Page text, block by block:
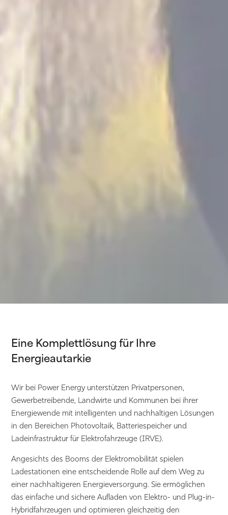
Eine Komplettlösung für Ihre
Energieautarkie
Wir bei Power Energy unterstützen Privatpersonen,
Gewerbetreibende, Landwirte und Kommunen bei ihrer
Energiewende mit intelligenten und nachhaltigen Lösungen
in den Bereichen Photovoltaik, Batteriespeicher und
Ladeinfrastruktur für Elektrofahrzeuge (IRVE).
Angesichts des Booms der Elektromobilität spielen
Ladestationen eine entscheidende Rolle auf dem Weg zu
einer nachhaltigeren Energieversorgung. Sie ermöglichen
das einfache und sichere Aufladen von Elektro- und Plug-in-
Hybridfahrzeugen und optimieren gleichzeitig den